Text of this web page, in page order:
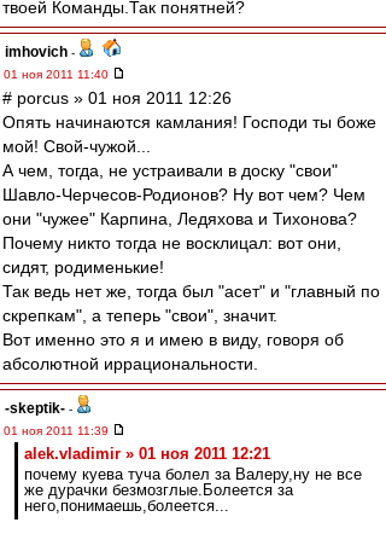
твоей Команды.Так понятней?
imhovich -
01 ноя 2011 11:40
# porcus » 01 ноя 2011 12:26
Опять начинаются камлания! Господи ты боже
мой! Свой-чужой...
А чем, тогда, не устраивали в доску "свои"
Шавло-Черчесов-Родионов? Ну вот чем? Чем
они "чужее" Карпина, Ледяхова и Тихонова?
Почему никто тогда не восклицал: вот они,
сидят, родименькие!
Так ведь нет же, тогда был "асет" и "главный по
скрепкам", а теперь "свои", значит.
Вот именно это я и имею в виду, говоря об
абсолютной иррациональности.
-skeptik- -
01 ноя 2011 11:39
alek.vladimir » 01 ноя 2011 12:21
почему куева туча болел за Валеру,ну не все
же дурачки безмозглые.Болеется за
него,понимаешь,болеется...